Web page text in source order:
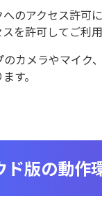
のアクセス許可
を許可してご利用
カメラやマイ
す。
ド版の動作